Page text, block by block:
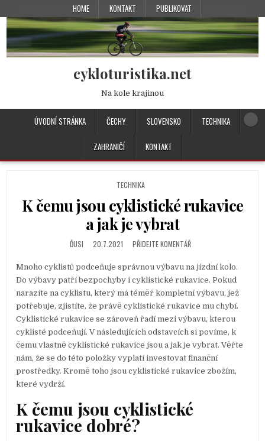
HOME KONTAKT PUBLIKOVAT
cykloturistika.net
Na kole krajinou
ÚVODNÍ STRÁNKA ČECHY SLOVENSKO TECHNIKA
ZAHRANIČÍ KONTAKT
P
S
T
E
I
TECHNIKA
K čemu jsou cyklistické rukavice
a jak je vybrat
ĎUSI 20.7.2021 PŘIDEJTE KOMENTÁŘ
Mnoho cyklistů podceňuje správnou výbavu na jízdní kolo.
Do výbavy patří bezpochyby i cyklistické rukavice. Pokud
narazíte na cyklistu, který má téměř kompletní výbavu, jež
potřebuje, zjistíte, že právě cyklistické rukavice mu chybí.
Cyklistické rukavice se zároveň řadí mezi výbavu, kterou
cyklisté podceňují. V následujících odstavcích si povíme, k
čemu vlastně cyklistické rukavice jsou a jak je vybrat. Věřte
nám, že se do této položky vyplatí investovat finanční
prostředky. Kromě toho jsou cyklistické rukavice zbožím,
které vydrží.
K čemu jsou cyklistické
rukavice dobré?